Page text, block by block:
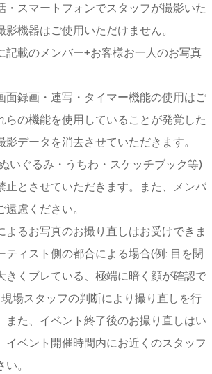
・スマートフォンでスタッフが撮影いた
影機器はご使用いただけません。
記載のメンバー+お客様お一人のお写真
面録画・連写・タイマー機能の使用はご
らの機能を使用していることが発覚した
データを消去させていただきます。
いぐるみ・うちわ・スケッチブック等)
止とさせていただきます。また、メンバ
慮ください。
よるお写真のお撮り直しはお受けできま
ティスト側の都合による場合(例: 目を閉
きくブレている、極端に暗く顔が確認で
場スタッフの判断により撮り直しを行
また、イベント終了後のお撮り直しはい
イベント開催時間内にお近くのスタッフ
。